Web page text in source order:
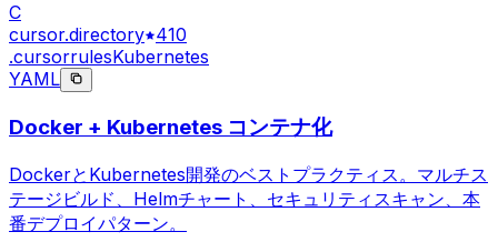
C
cursor.directory 410
.cursorrulesKubernetes
YAML
Docker + Kubernetes コンテナ化
DockerとKubernetes開発のベストプラクティス。マルチス
テージビルド、Helmチャート、セキュリティスキャン、本
番デプロイパターン。